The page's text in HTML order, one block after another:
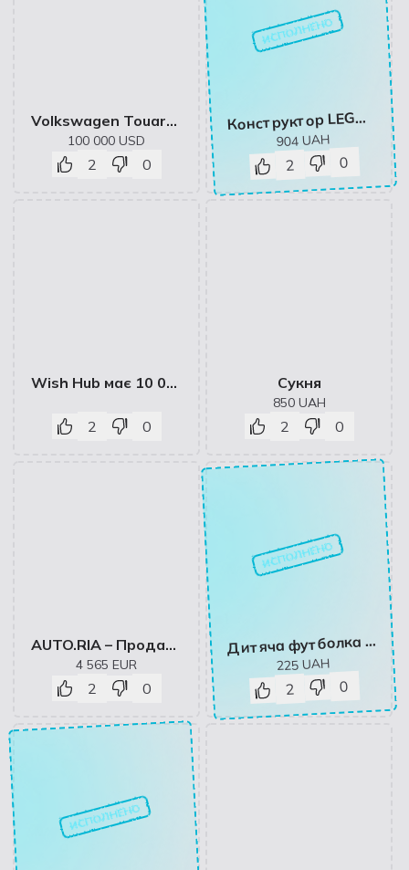
Volkswagen Touareg PLATINUM Black Style R-Line Exterieur
100 000 USD
2 0
ИСПОЛНЕНО
Конструктор LEGO Minecraft Пляжний будинок у формі черепахи 234 деталей (21254)
904 UAH
2 0
Wish Hub має 10 000 користувачів
2 0
Сукня
850 UAH
2 0
AUTO.RIA – Продам Mazda 3 2005 бензин 1.6 хетчбек бу у Вінниці, ціна 4990 $
4 565 EUR
2 0
ИСПОЛНЕНО
Дитяча футболка для хлопчика Спиногриз Brawl stars нові герої №10-00576 122 см Зелена (ROZ6501030990)
225 UAH
2 0
ИСПОЛНЕНО